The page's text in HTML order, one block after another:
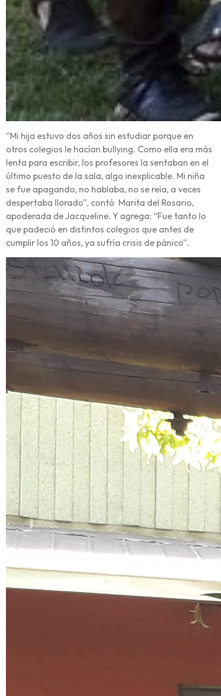
“Mi hija estuvo dos años sin estudiar porque en
otros colegios le hacían bullying. Como ella era más
lenta para escribir, los profesores la sentaban en el
último puesto de la sala, algo inexplicable. Mi niña
se fue apagando, no hablaba, no se reía, a veces
despertaba llorado”, contó Marita del Rosario,
apoderada de Jacqueline. Y agrega: “Fue tanto lo
que padeció en distintos colegios que antes de
cumplir los 10 años, ya sufría crisis de pánico”.